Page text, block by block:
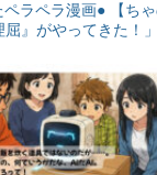
ラペラ漫画● 【ちゃ
』がやってきた！